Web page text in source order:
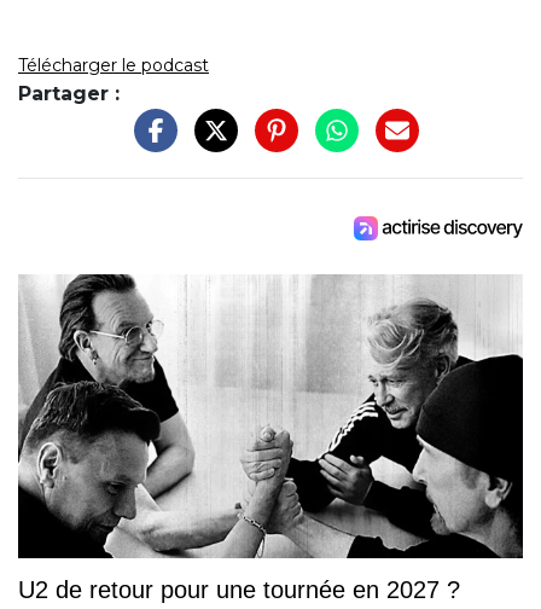
Télécharger le podcast
Partager :
U2 de retour pour une tournée en 2027 ?